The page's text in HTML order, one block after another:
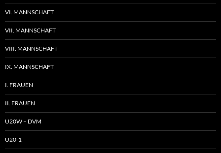
VI. MANNSCHAFT
VII. MANNSCHAFT
VIII. MANNSCHAFT
IX. MANNSCHAFT
I. FRAUEN
II. FRAUEN
U20W – DVM
U20-1